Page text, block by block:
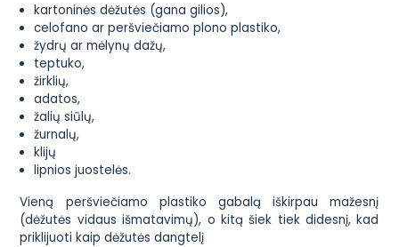
kartoninės dėžutės (gana gilios),
celofano ar peršviečiamo plono plastiko,
žydrų ar mėlynų dažų,
teptuko,
žirklių,
adatos,
žalių siūlų,
žurnalų,
klijų
lipnios juostelės.
Vieną peršviečiamo plastiko gabalą iškirpau mažesnį
(dėžutės vidaus išmatavimų), o kitą šiek tiek didesnį, kad
priklijuoti kaip dėžutės dangtelį